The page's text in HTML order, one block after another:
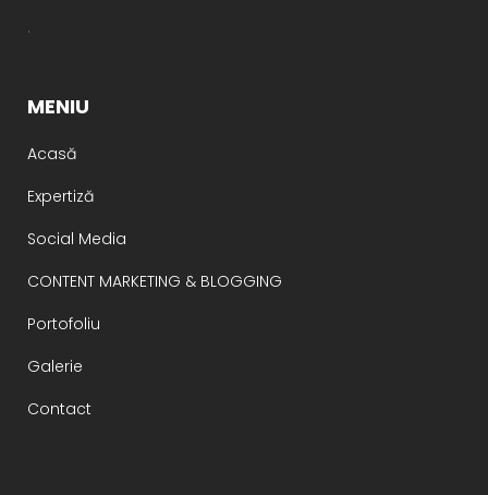
.
MENIU
Acasă
Expertiză
Social Media
CONTENT MARKETING & BLOGGING
Portofoliu
Galerie
Contact